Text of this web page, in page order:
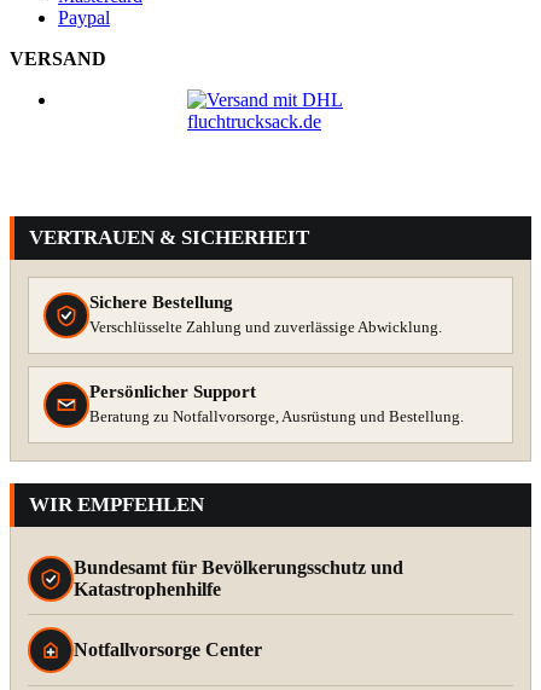
Paypal
VERSAND
VERTRAUEN & SICHERHEIT
Sichere Bestellung
Verschlüsselte Zahlung und zuverlässige Abwicklung.
Persönlicher Support
Beratung zu Notfallvorsorge, Ausrüstung und Bestellung.
WIR EMPFEHLEN
Bundesamt für Bevölkerungsschutz und
Katastrophenhilfe
Notfallvorsorge Center